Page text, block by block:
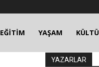
EĞİTİM YAŞAM
YAZARLAR